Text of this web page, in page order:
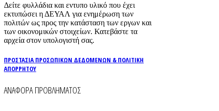
Δείτε φυλλάδια και εντυπο υλικό που έχει
εκτυπώσει η ΔΕΥΑΛ για ενημέρωση των
πολιτών ως προς την κατάσταση των εργων και
των οικονομικών στοιχείων. Κατεβάστε τα
αρχεία στον υπολογιστή σας.
ΠΡΟΣΤΑΣΙΑ ΠΡΟΣΩΠΙΚΩΝ ΔΕΔΟΜΕΝΩΝ & ΠΟΛΙΤΙΚΗ
ΑΠΟΡΡΗΤΟΥ
ΑΝΑΦΟΡΑ ΠΡΟΒΛΗΜΑΤΟΣ